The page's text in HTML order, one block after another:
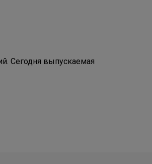
Сегодня выпускаемая